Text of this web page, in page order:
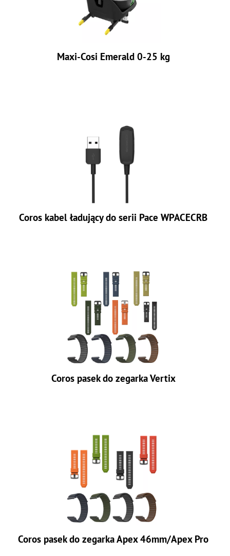
Maxi-Cosi Emerald 0-25 kg
Coros kabel ładujący do serii Pace WPACECRB
Coros pasek do zegarka Vertix
Coros pasek do zegarka Apex 46mm/Apex Pro